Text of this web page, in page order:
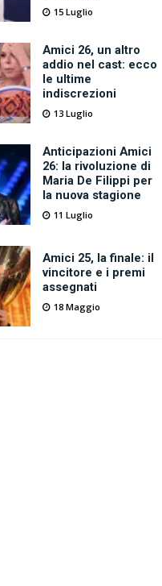
15 Luglio
Amici 26, un altro
addio nel cast: ecco
le ultime
indiscrezioni
13 Luglio
Anticipazioni Amici
26: la rivoluzione di
Maria De Filippi per
la nuova stagione
11 Luglio
Amici 25, la finale: il
vincitore e i premi
assegnati
18 Maggio